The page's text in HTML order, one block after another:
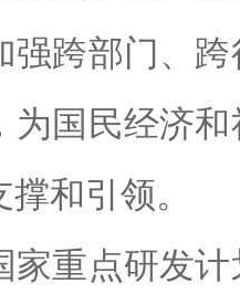
强跨部门、
为国民经济
和引领。
点研发计